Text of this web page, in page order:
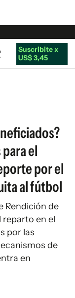
Suscribite x
US$ 3,45
el
por el
al fútbol
Rendición de
en el
por las
de
en